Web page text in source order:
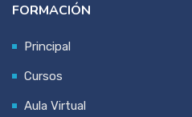
FORMACIÓN
Principal
Cursos
Aula Virtual